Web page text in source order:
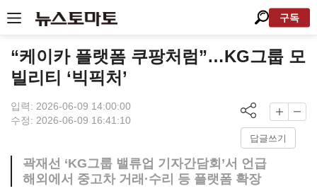
구독
“케이카 플랫폼 쿠팡처럼”…KG그룹 모
빌리티 ‘빅픽처’
입력: 2026-06-09 14:00:00
수정: 2026-06-09 16:41:10
답글쓰기
곽재선 ‘KG그룹 밸류업 기자간담회’서 언급
해외에서 중고차 거래·수리 등 플랫폼 확장